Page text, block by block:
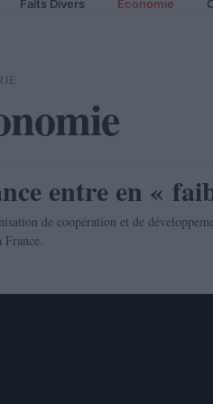
Faits Divers Economie
entre en «
de coopération et de
France.